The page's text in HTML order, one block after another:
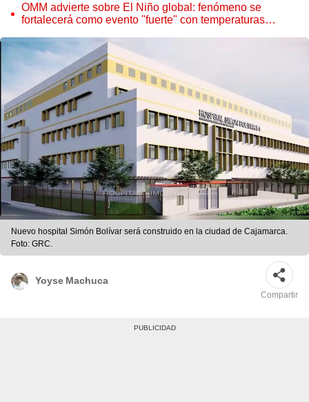
OMM advierte sobre El Niño global: fenómeno se
fortalecerá como evento "fuerte" con temperaturas
Nuevo hospital Simón Bolívar será construido en la ciudad de Cajamarca.
Foto: GRC.
Yoyse Machuca
Compartir